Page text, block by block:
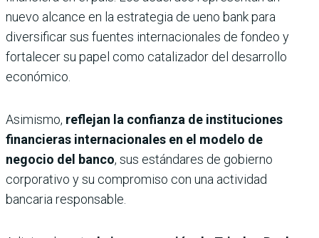
nuevo alcance en la estrategia de ueno bank para
diversificar sus fuentes internacionales de fondeo y
fortalecer su papel como catalizador del desarrollo
económico.
Asimismo, reflejan la confianza de instituciones
financieras internacionales en el modelo de
negocio del banco, sus estándares de gobierno
corporativo y su compromiso con una actividad
bancaria responsable.